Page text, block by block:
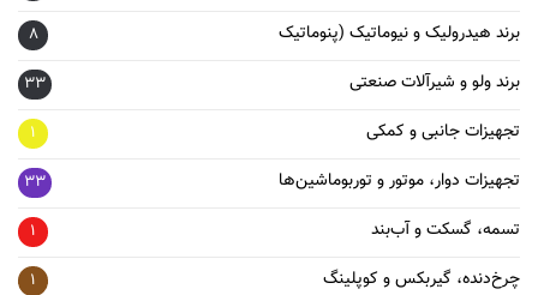
برند هیدرولیک و نیوماتیک (پنوماتیک 8
برند ولو و شیرآلات صنعتی 33
تجهیزات جانبی و کمکی 1
تجهیزات دوار، موتور و توربوماشین‌ها 33
تسمه، گسکت و آب‌بند 1
چرخ‌دنده، گیربکس و کوپلینگ 1